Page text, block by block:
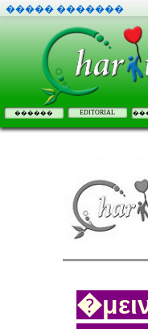
����� �������
������ EDITORIAL